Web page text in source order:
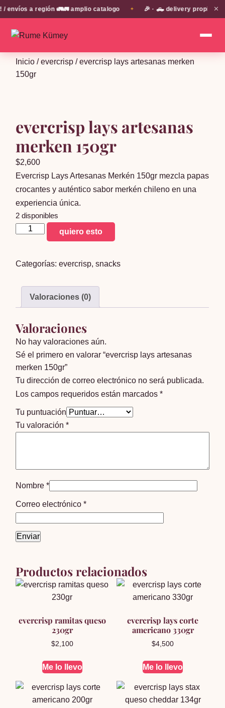
a región 🚛🚛 amplio catalogo 🎉 · 🛻 delivery propio en✕
Inicio /evercrisp / evercrisp lays artesanas merken
150gr
evercrisp lays artesanas
merken 150gr
$2,600
Evercrisp Lays Artesanas Merkén 150gr mezcla papas
crocantes y auténtico sabor merkén chileno en una
experiencia única.
2 disponibles
evercrisp
merken
quiero esto
Categorías:evercrisp,snacks
Valoraciones (0)
Valoraciones
No hay valoraciones aún.
Sé el primero en valorar “evercrisp lays artesanas
merken 150gr”
Tu dirección de correo electrónico no será publicada.
Los campos requeridos están marcados*
Tu puntuación
Tu valoración*
Nombre*
Correo electrónico*
Productos relacionados
evercrisp ramitas queso
230gr
$2,100
Me lo llevo
evercrisp lays corte
americano 330gr
$4,500
Me lo llevo